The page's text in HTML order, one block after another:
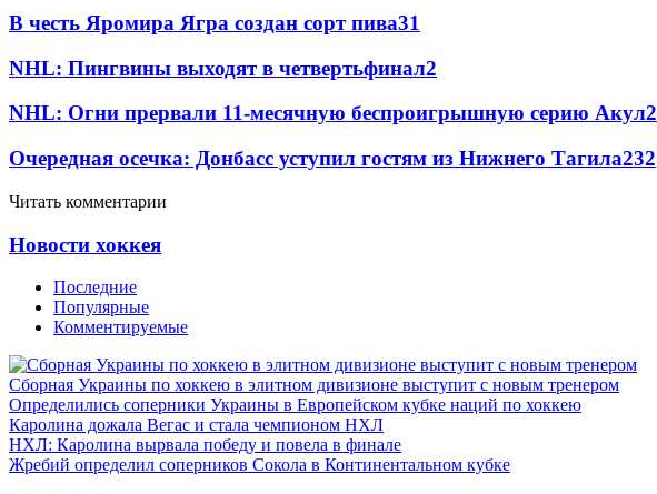
В честь Яромира Ягра создан сорт пива31
NHL: Пингвины выходят в четвертьфинал2
NHL: Огни прервали 11-месячную беспроигрышную серию Акул2
Очередная осечка: Донбасс уступил гостям из Нижнего Тагила232
Читать комментарии
Новости хоккея
Последние
Популярные
Комментируемые
Сборная Украины по хоккею в элитном дивизионе выступит с новым тренером
Определились соперники Украины в Европейском кубке наций по хоккею
Каролина дожала Вегас и стала чемпионом НХЛ
НХЛ: Каролина вырвала победу и повела в финале
Жребий определил соперников Сокола в Континентальном кубке